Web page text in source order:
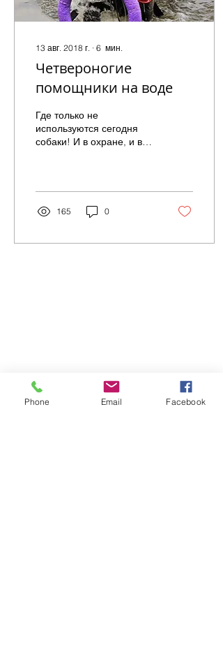
13 авг. 2018 г. ∙ 6 мин.
Четвероногие
помощники на воде
Где только не
используются сегодня
собаки! И в охране, и в
применения, о...
165 0
Обратная связь:
Phone Email Facebook